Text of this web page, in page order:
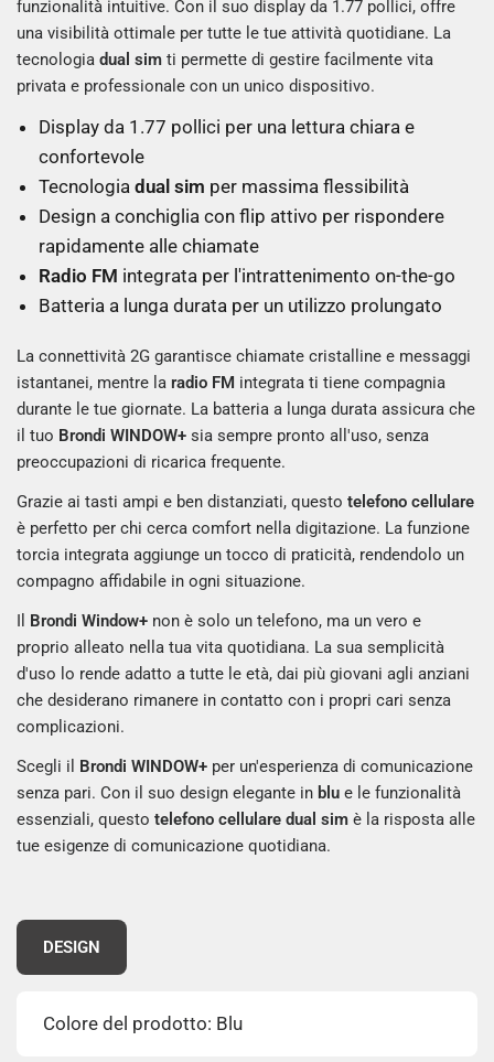
funzionalità intuitive. Con il suo display da 1.77 pollici, offre
una visibilità ottimale per tutte le tue attività quotidiane. La
tecnologiadual sim ti permette di gestire facilmente vita
privata e professionale con un unico dispositivo.
Display da 1.77 pollici per una lettura chiara e
confortevole
Tecnologia dual sim per massima flessibilità
Design a conchiglia con flip attivo per rispondere
rapidamente alle chiamate
Radio FM integrata per l'intrattenimento on-the-go
Batteria a lunga durata per un utilizzo prolungato
La connettività 2G garantisce chiamate cristalline e messaggi
istantanei, mentre laradio FM integrata ti tiene compagnia
durante le tue giornate. La batteria a lunga durata assicura che
il tuo Brondi WINDOW+ sia sempre pronto all'uso, senza
preoccupazioni di ricarica frequente.
Grazie ai tasti ampi e ben distanziati, questotelefono cellulare
è perfetto per chi cerca comfort nella digitazione. La funzione
torcia integrata aggiunge un tocco di praticità, rendendolo un
compagno affidabile in ogni situazione.
Il Brondi Window+ non è solo un telefono, ma un vero e
proprio alleato nella tua vita quotidiana. La sua semplicità
d'uso lo rende adatto a tutte le età, dai più giovani agli anziani
che desiderano rimanere in contatto con i propri cari senza
complicazioni.
Scegli il Brondi WINDOW+ per un'esperienza di comunicazione
senza pari. Con il suo design elegante in blu e le funzionalità
essenziali, questotelefono cellulare dual sim è la risposta alle
tue esigenze di comunicazione quotidiana.
DESIGN
Colore del prodotto: Blu